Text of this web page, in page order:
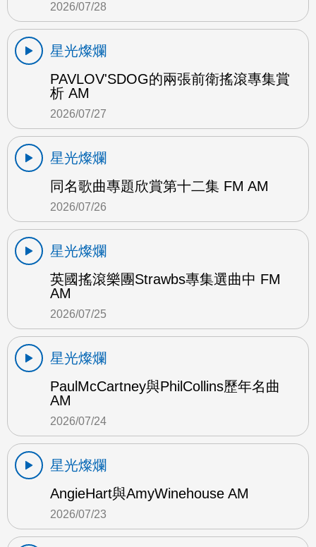
2026/07/28
星光燦爛
PAVLOV'SDOG的兩張前衛搖滾專集賞
析 AM
2026/07/27
星光燦爛
同名歌曲專題欣賞第十二集 FM AM
2026/07/26
星光燦爛
英國搖滾樂團Strawbs專集選曲中 FM
AM
2026/07/25
星光燦爛
PaulMcCartney與PhilCollins歷年名曲
AM
2026/07/24
星光燦爛
AngieHart與AmyWinehouse AM
2026/07/23